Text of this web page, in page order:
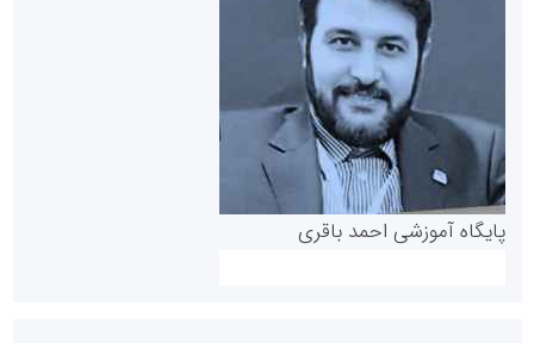
پایگاه آموزشی احمد باقری